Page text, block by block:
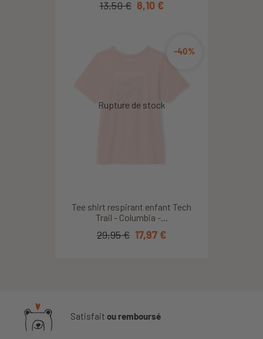
13,50 € 8,10 €
Tee shirt respirant enfant Tech
Trail - Columbia -...
-40%
29,95 € 17,97 €
Satisfait ou remboursé